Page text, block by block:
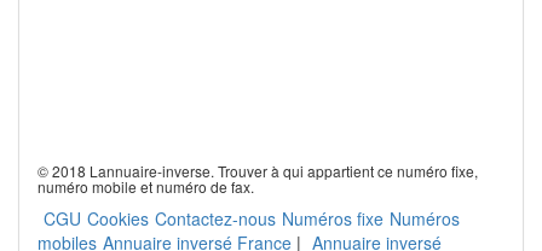
© 2018 Lannuaire-inverse. Trouver à qui appartient ce numéro fixe,
numéro mobile et numéro de fax.
CGU Cookies Contactez-nous Numéros fixe Numéros
mobiles Annuaire inversé France | Annuaire inversé